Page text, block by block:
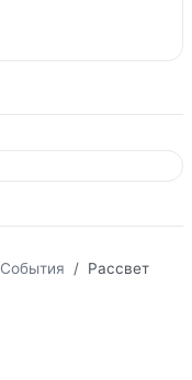
События Рассвет